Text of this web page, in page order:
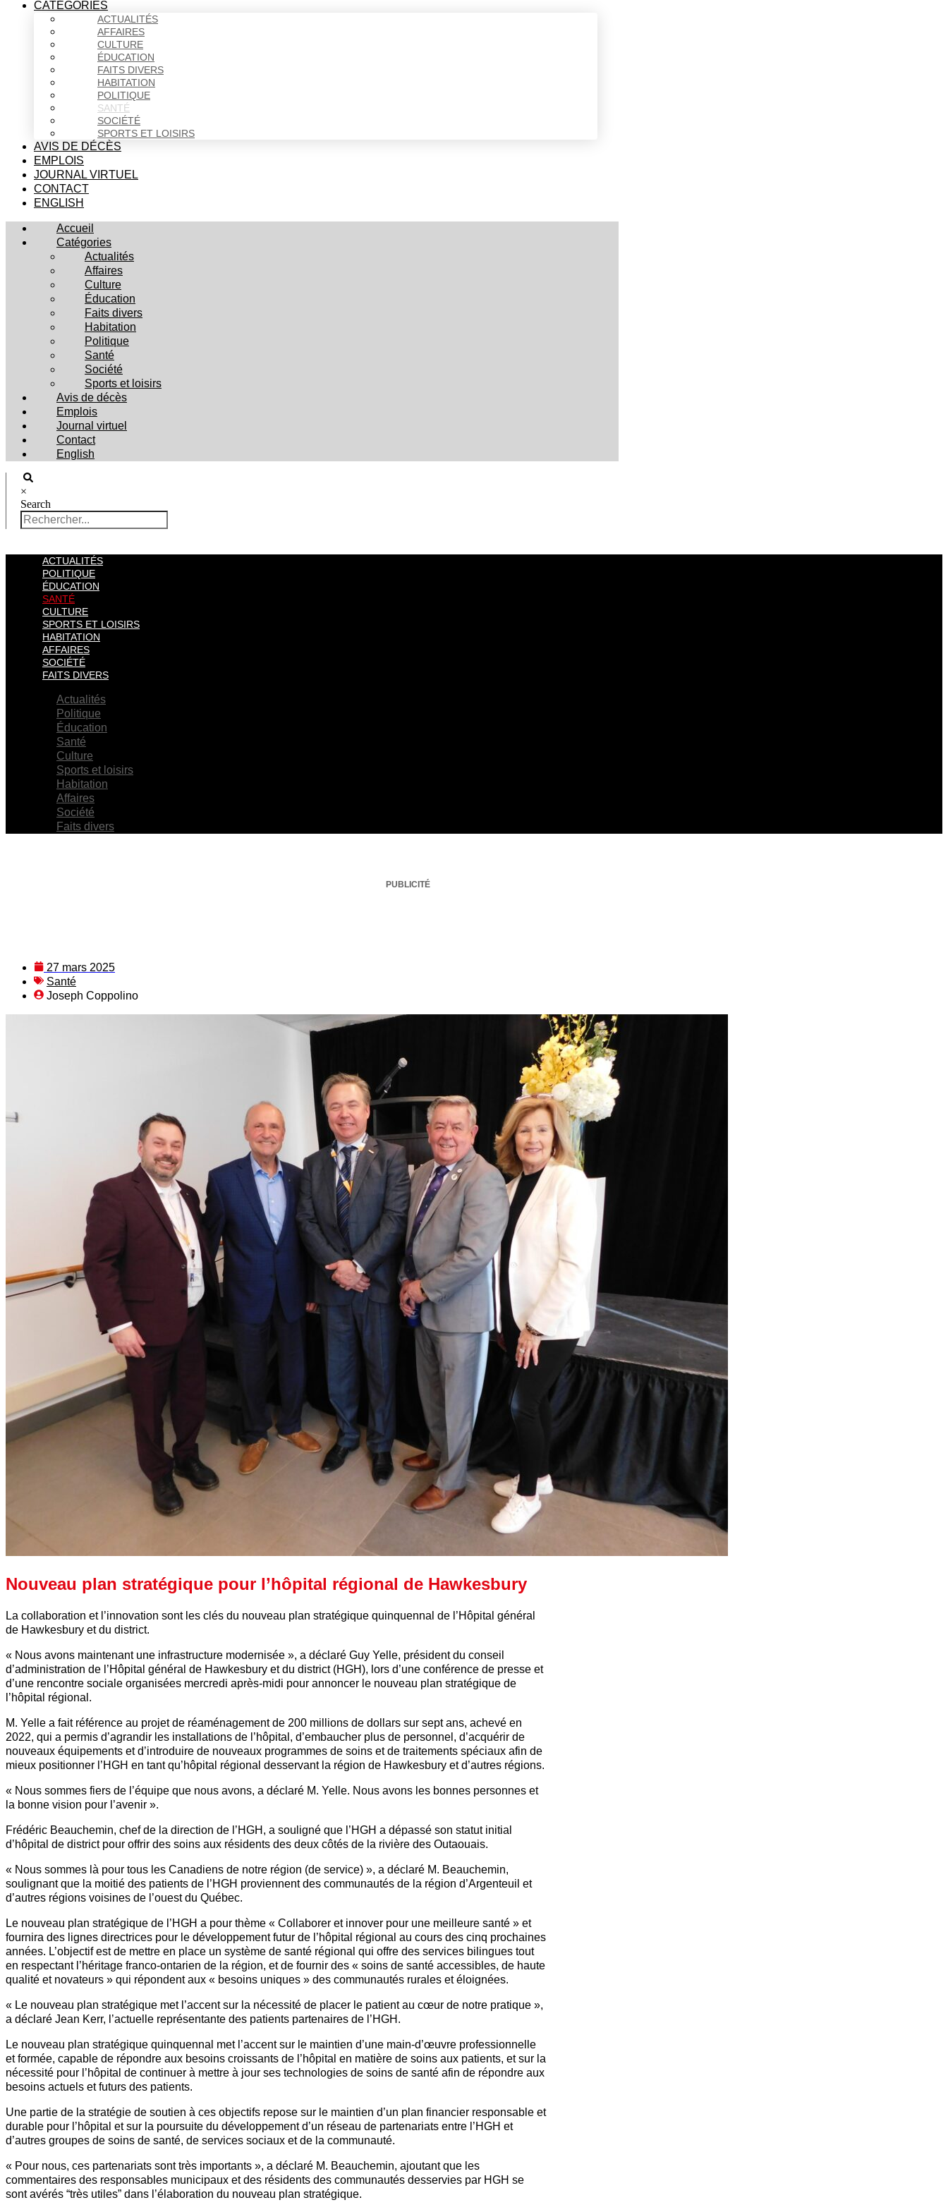
CATÉGORIES
ACTUALITÉS
AFFAIRES
CULTURE
ÉDUCATION
FAITS DIVERS
HABITATION
POLITIQUE
SANTÉ
SOCIÉTÉ
SPORTS ET LOISIRS
AVIS DE DÉCÈS
EMPLOIS
JOURNAL VIRTUEL
CONTACT
ENGLISH
Accueil
Catégories
Actualités
Affaires
Culture
Éducation
Faits divers
Habitation
Politique
Santé
Société
Sports et loisirs
Avis de décès
Emplois
Journal virtuel
Contact
English
×
Search
ACTUALITÉS
POLITIQUE
ÉDUCATION
SANTÉ
CULTURE
SPORTS ET LOISIRS
HABITATION
AFFAIRES
SOCIÉTÉ
FAITS DIVERS
Actualités
Politique
Éducation
Santé
Culture
Sports et loisirs
Habitation
Affaires
Société
Faits divers
PUBLICITÉ
27 mars 2025
Santé
Joseph Coppolino
Nouveau plan stratégique pour l’hôpital régional de Hawkesbury
La collaboration et l’innovation sont les clés du nouveau plan stratégique quinquennal de l’Hôpital général
de Hawkesbury et du district.
« Nous avons maintenant une infrastructure modernisée », a déclaré Guy Yelle, président du conseil
d’administration de l’Hôpital général de Hawkesbury et du district (HGH), lors d’une conférence de presse et
d’une rencontre sociale organisées mercredi après-midi pour annoncer le nouveau plan stratégique de
l’hôpital régional.
M. Yelle a fait référence au projet de réaménagement de 200 millions de dollars sur sept ans, achevé en
2022, qui a permis d’agrandir les installations de l’hôpital, d’embaucher plus de personnel, d’acquérir de
nouveaux équipements et d’introduire de nouveaux programmes de soins et de traitements spéciaux afin de
mieux positionner l’HGH en tant qu’hôpital régional desservant la région de Hawkesbury et d’autres régions.
« Nous sommes fiers de l’équipe que nous avons, a déclaré M. Yelle. Nous avons les bonnes personnes et
la bonne vision pour l’avenir ».
Frédéric Beauchemin, chef de la direction de l’HGH, a souligné que l’HGH a dépassé son statut initial
d’hôpital de district pour offrir des soins aux résidents des deux côtés de la rivière des Outaouais.
« Nous sommes là pour tous les Canadiens de notre région (de service) », a déclaré M. Beauchemin,
soulignant que la moitié des patients de l’HGH proviennent des communautés de la région d’Argenteuil et
d’autres régions voisines de l’ouest du Québec.
Le nouveau plan stratégique de l’HGH a pour thème « Collaborer et innover pour une meilleure santé » et
fournira des lignes directrices pour le développement futur de l’hôpital régional au cours des cinq prochaines
années. L’objectif est de mettre en place un système de santé régional qui offre des services bilingues tout
en respectant l’héritage franco-ontarien de la région, et de fournir des « soins de santé accessibles, de haute
qualité et novateurs » qui répondent aux « besoins uniques » des communautés rurales et éloignées.
« Le nouveau plan stratégique met l’accent sur la nécessité de placer le patient au cœur de notre pratique »,
a déclaré Jean Kerr, l’actuelle représentante des patients partenaires de l’HGH.
Le nouveau plan stratégique quinquennal met l’accent sur le maintien d’une main-d’œuvre professionnelle
et formée, capable de répondre aux besoins croissants de l’hôpital en matière de soins aux patients, et sur la
nécessité pour l’hôpital de continuer à mettre à jour ses technologies de soins de santé afin de répondre aux
besoins actuels et futurs des patients.
Une partie de la stratégie de soutien à ces objectifs repose sur le maintien d’un plan financier responsable et
durable pour l’hôpital et sur la poursuite du développement d’un réseau de partenariats entre l’HGH et
d’autres groupes de soins de santé, de services sociaux et de la communauté.
« Pour nous, ces partenariats sont très importants », a déclaré M. Beauchemin, ajoutant que les
commentaires des responsables municipaux et des résidents des communautés desservies par HGH se
sont avérés “très utiles” dans l’élaboration du nouveau plan stratégique.